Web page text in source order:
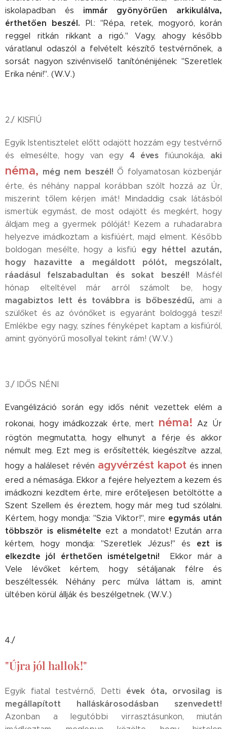
iskolapadban és immár gyönyörűen arkikulálva,
érthetően beszél. Pl.: "Répa, retek, mogyoró, korán
reggel ritkán rikkant a rigó." Vagy, ahogy később
váratlanul odaszól a felvételt készítő testvérnőnek, a
sorsát nagyon szivénviselő tanítónénijének: "Szeretlek
Erika néni!". (W.V.)
2./ KISFIÚ
Egyik Istentisztelet előtt odajött hozzám egy testvérnő
és elmesélte, hogy van egy 4 éves fiúunokája, aki
néma, még nem beszél! Ő folyamatosan közbenjár
érte, és néhány nappal korábban szólt hozzá az Úr,
miszerint tőlem kérjen imát! Mindaddig csak látásból
ismertük egymást, de most odajött és megkért, hogy
áldjam meg a gyermek pólóját! Kezem a ruhadarabra
helyezve imádkoztam a kisfiúért, majd elment. Később
boldogan mesélte, hogy a kisfiú egy héttel azután,
hogy hazavitte a megáldott pólót, megszólalt,
ráadásul felszabadultan és sokat beszél! Másfél
hónap elteltével már arról számolt be, hogy
magabiztos lett és továbbra is bőbeszédű, ami a
szülőket és az óvónőket is egyaránt boldoggá teszi!
Emlékbe egy nagy, színes fényképet kaptam a kisfiúról,
amint gyönyörű mosollyal tekint rám! (W.V.)
3./ IDŐS NÉNI
Evangélizáció során egy idős nénit vezettek elém a
rokonai, hogy imádkozzak érte, mert néma! Az Úr
rögtön megmutatta, hogy elhunyt a férje és akkor
némult meg. Ezt meg is erősítették, kiegészítve azzal,
hogy a haláleset révén agyvérzést kapot és innen
ered a némasága. Ekkor a fejére helyeztem a kezem és
imádkozni kezdtem érte, mire erőteljesen betöltötte a
Szent Szellem és éreztem, hogy már meg tud szólalni.
Kértem, hogy mondja: "Szia Viktor!", mire egymás után
többször is elismételte ezt a mondatot! Ezután arra
kértem, hogy mondja: "Szeretlek Jézus!" és ezt is
elkezdte jól érthetően ismételgetni!Ekkor már a
Vele lévőket kértem, hogy sétáljanak félre és
beszéltessék. Néhány perc múlva láttam is, amint
ültében körül állják és beszélgetnek. (W.V.)
4./
"Újra jól hallok!"
Egyik fiatal testvérnő, Detti évek óta, orvosilag is
megállapított halláskárosodásban szenvedett!
Azonban a legutóbbi virrasztásunkon, miután